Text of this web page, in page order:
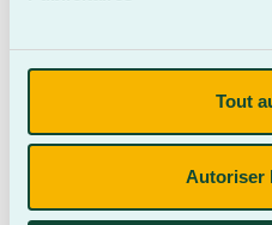
Tout
Autoriser
« Que l’on ait
entrepreneuriale,
ou simplement